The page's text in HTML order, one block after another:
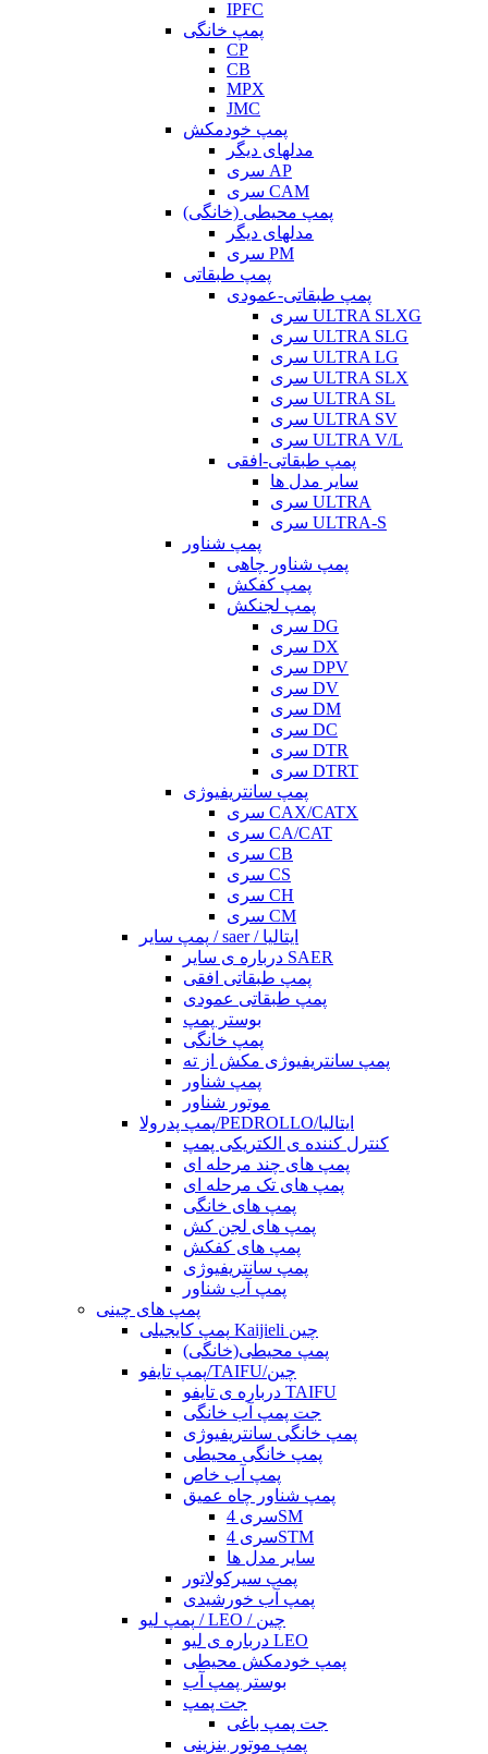
IPFC
پمپ خانگی
CP
CB
MPX
JMC
پمپ خودمکش
مدلهای دیگر
سری AP
سری CAM
پمپ محیطی (خانگی)
مدلهای دیگر
سری PM
پمپ طبقاتی
پمپ طبقاتی-عمودی
سری ULTRA SLXG
سری ULTRA SLG
سری ULTRA LG
سری ULTRA SLX
سری ULTRA SL
سری ULTRA SV
سری ULTRA V/L
پمپ طبقاتی-افقی
سایر مدل ها
سری ULTRA
سری ULTRA-S
پمپ شناور
پمپ شناور چاهی
پمپ کفکش
پمپ لجنکش
سری DG
سری DX
سری DPV
سری DV
سری DM
سری DC
سری DTR
سری DTRT
پمپ سانتریفیوژی
سری CAX/CATX
سری CA/CAT
سری CB
سری CS
سری CH
سری CM
پمپ سایر / saer / ایتالیا
درباره ی سایر SAER
پمپ طبقاتی افقی
پمپ طبقاتی عمودی
بوستر پمپ
پمپ خانگی
پمپ سانتریفیوژی مکش از ته
پمپ شناور
موتور شناور
پمپ پدرولا/PEDROLLO/ایتالیا
کنترل کننده ی الکتریکی پمپ
پمپ های چند مرحله ای
پمپ های تک مرحله ای
پمپ های خانگی
پمپ های لجن کش
پمپ های کفکش
پمپ سانتریفیوژی
پمپ آب شناور
پمپ های چینی
پمپ کایجیلی Kaijieli چین
پمپ محیطی(خانگی)
پمپ تایفو/TAIFU/چین
درباره ی تایفو TAIFU
جت پمپ آب خانگی
پمپ خانگی سانتریفیوژی
پمپ خانگی محیطی
پمپ آب خاص
پمپ شناور چاه عمیق
سری 4SM
سری 4STM
سایر مدل ها
پمپ سیرکولاتور
پمپ آب خورشیدی
پمپ لیو / LEO / چین
درباره ی لیو LEO
پمپ خودمکش محیطی
بوستر پمپ آب
جت پمپ
جت پمپ باغی
پمپ موتور بنزینی